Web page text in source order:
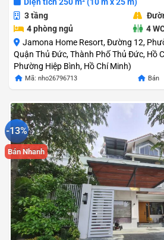
3 tầng
4 phòng ngủ
4
Jamona Home Resort, Đường 12,
Quận Thủ Đức, Thành Phố Thủ Đức, Hồ
Phường Hiệp Bình, Hồ Chí Minh)
Mã: nho26796713 Bán
-13%
Bán Nhanh